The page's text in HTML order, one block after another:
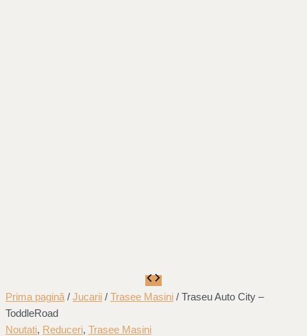
Prima pagină / Jucarii / Trasee Masini / Traseu Auto City –
ToddleRoad
Noutati, Reduceri, Trasee Masini